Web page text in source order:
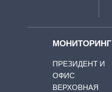
МОНИТОРИНГ
ПРЕЗИДЕНТ И
ОФИС
ВЕРХОВНАЯ